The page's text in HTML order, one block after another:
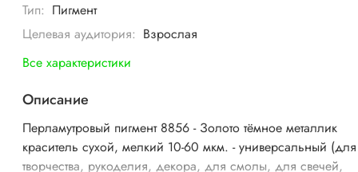
Тип: Пигмент
Целевая аудитория: Взрослая
Все характеристики
Описание
Перламутровый пигмент 8856 - Золото тёмное металлик
краситель сухой, мелкий 10-60 мкм. - универсальный (для
творчества, рукоделия, декора, для смолы, для свечей,